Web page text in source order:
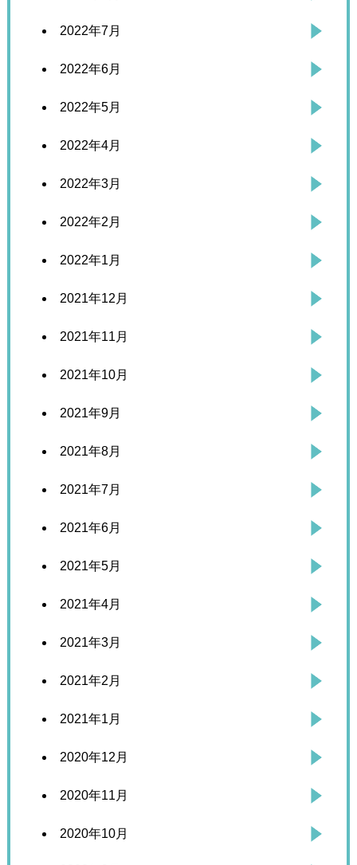
2022年7月
2022年6月
2022年5月
2022年4月
2022年3月
2022年2月
2022年1月
2021年12月
2021年11月
2021年10月
2021年9月
2021年8月
2021年7月
2021年6月
2021年5月
2021年4月
2021年3月
2021年2月
2021年1月
2020年12月
2020年11月
2020年10月